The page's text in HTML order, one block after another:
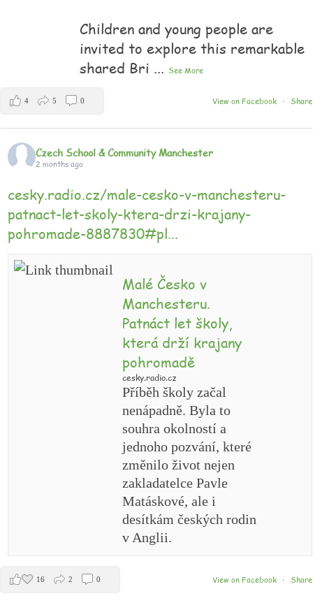
Children and young people are
invited to explore this remarkable
shared Bri ... See More
View on Facebook · Share
4 5 0
Czech School & Community Manchester
2 months ago
cesky.radio.cz/male-cesko-v-manchesteru-
patnact-let-skoly-ktera-drzi-krajany-
pohromade-8887830#pl...
Malé Česko v
Manchesteru.
Patnáct let školy,
která drží krajany
pohromadě
cesky.radio.cz
Příběh školy začal
nenápadně. Byla to
souhra okolností a
jednoho pozvání, které
změnilo život nejen
zakladatelce Pavle
Matáskové, ale i
desítkám českých rodin
v Anglii.
View on Facebook · Share
16 2 0